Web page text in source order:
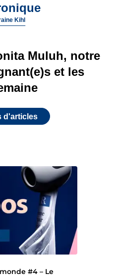
Kihl
Muluh, notre
et les
d'articles